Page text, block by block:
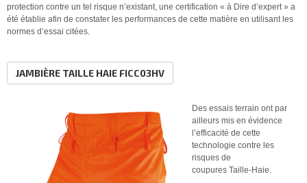
protection contre un tel risque n’existant, une certification « à Dire d’expert » a
été établie afin de constater les performances de cette matière en utilisant les
normes d’essai citées.
JAMBIÈRE TAILLE HAIE FICC03HV
Des essais terrain ont par
ailleurs mis en évidence
l’efficacité de cette
technologie contre les
risques de
coupures Taille-Haie.